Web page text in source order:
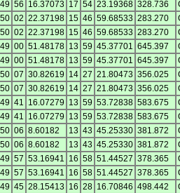
49 56 16.37073 17 54 23.19368 328.736
50 02 22.37198 15 46 59.68533 283.270
50 02 22.37198 15 46 59.68533 283.270
49 00 51.48178 13 59 45.37701 645.397
49 00 51.48178 13 59 45.37701 645.397
50 07 30.82619 14 27 21.80473 356.025
50 07 30.82619 14 27 21.80473 356.025
49 41 16.07279 13 59 53.72838 583.675
49 41 16.07279 13 59 53.72838 583.675
50 06 8.60182 13 43 45.25330 381.872
50 06 8.60182 13 43 45.25330 381.872
49 57 53.16941 16 58 51.44527 378.365
49 57 53.16941 16 58 51.44527 378.365
49 45 28.15413 16 28 16.70846 498.442